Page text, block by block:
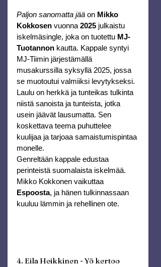
Paljon sanomatta jää on Mikko
Kokkosen vuonna 2025 julkaistu
iskelmäsingle, joka on tuotettu MJ-
Tuotannon kautta. Kappale syntyi
MJ-Tiimin järjestämällä
musakurssilla syksyllä 2025, jossa
se muotoutui valmiiksi levytykseksi.
Laulu on herkkä ja tunteikas tulkinta
niistä sanoista ja tunteista, jotka
usein jäävät lausumatta. Sen
koskettava teema puhuttelee
kuulijaa ja tarjoaa samaistumispintaa
monelle.
Genreltään kappale edustaa
perinteistä suomalaista iskelmää.
Mikko Kokkonen vaikuttaa
Espoosta, ja hänen tulkinnassaan
kuuluu lämmin ja rehellinen ote.
4. Eila Heikkinen - Yö kertoo